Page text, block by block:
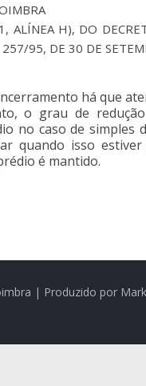
ALÍNEA H), DO
95, DE 30 DE
há que
o grau de
no caso de simples
quando isso
é mantido.
| Produzido por